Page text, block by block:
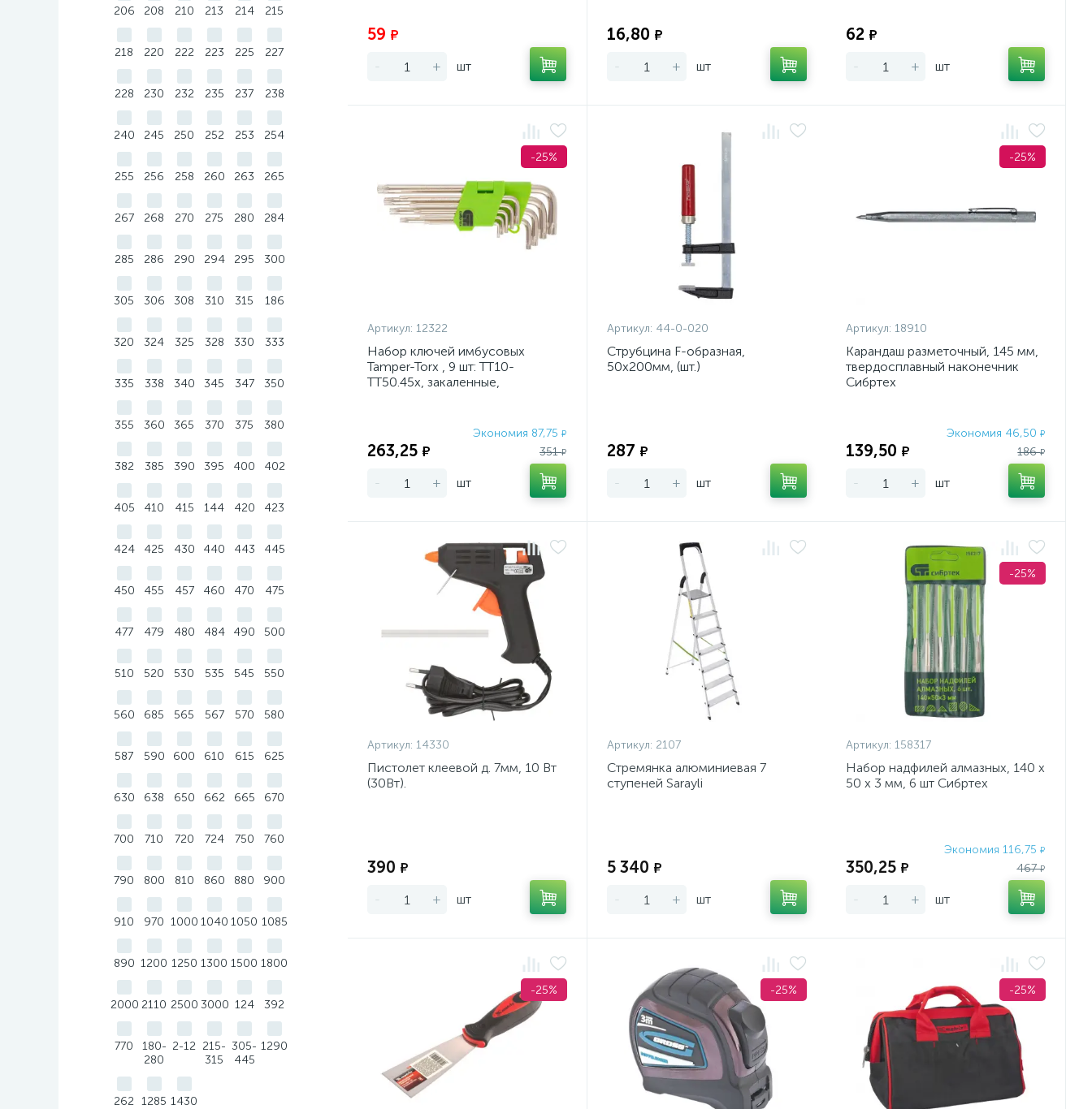
206 208 210 213 214 215
218 220 222 223 225 227
228 230 232 235 237 238
240 245 250 252 253 254
255 256 258 260 263 265
267 268 270 275 280 284
285 286 290 294 295 300
305 306 308 310 315 186
320 324 325 328 330 333
335 338 340 345 347 350
355 360 365 370 375 380
382 385 390 395 400 402
405 410 415 144 420 423
424 425 430 440 443 445
450 455 457 460 470 475
477 479 480 484 490 500
510 520 530 535 545 550
560 685 565 567 570 580
587 590 600 610 615 625
630 638 650 662 665 670
700 710 720 724 750 760
790 800 810 860 880 900
910 970 1000 1040 1050 1085
890 1200 1250 1300 1500 1800
2000 2110 2500 3000 124 392
770
180-
280
2-12 215-
315
305-
445
1290
262 1285 1430
59 ₽
- + шт
16,80 ₽
- + шт
62 ₽
- + шт
-25%
Артикул: 12322
Набор ключей имбусовых
Tamper-Torx , 9 шт: ТТ10-
ТТ50.45x, закаленные,
Экономия 87,75 ₽
263,25 ₽ 351₽
- + шт
Артикул: 44-0-020
Струбцина F-образная,
50х200мм, (шт.)
287 ₽
- + шт
-25%
Артикул: 18910
Карандаш разметочный, 145 мм,
твердосплавный наконечник
Сибртех
Экономия 46,50₽
139,50 ₽ 186₽
- + шт
Артикул: 14330
Пистолет клеевой д. 7мм, 10 Вт
(30Вт).
390 ₽
- + шт
Артикул: 2107
Стремянка алюминиевая 7
ступеней Sarayli
5 340 ₽
- + шт
-25%
Артикул: 158317
Набор надфилей алмазных, 140 х
50 х 3 мм, 6 шт Сибртех
Экономия 116,75₽
350,25 ₽ 467₽
- + шт
-25% -25% -25%